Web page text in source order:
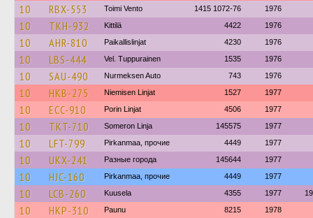
10 RBX-553 Toimi Vento 1415 1072-76 1976
10 TKH-932 Kittilä 4422 1976
10 AHR-810 Paikallislinjat 4230 1976
10 LBS-444 Vel. Tuppurainen 1535 1976
10 SAU-490 Nurmeksen Auto 743 1976
10 HKB-275 Niemisen Linjat 1527 1977
10 ECC-910 Porin Linjat 4506 1977
10 TKT-710 Someron Linja 145575 1977
10 LFT-799 Pirkanmaa, прочие 4449 1977
10 UKX-241 Разные города 145644 1977
10 HJC-160 Pirkanmaa, прочие 4449 1977
10 LCB-260 Kuusela 4355 1977
10 HKP-310 Paunu 8215 1978